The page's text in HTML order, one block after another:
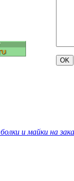
и майки на